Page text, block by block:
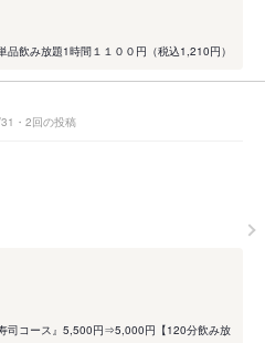
飲み放題1時間１１００円（税込1,210円）
・2回の投稿
司コース』5,500円⇒5,000円【120分飲み放